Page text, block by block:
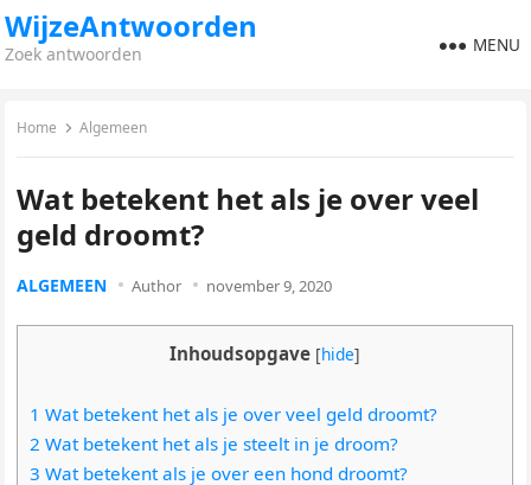
WijzeAntwoorden
Zoek antwoorden MENU
Home Algemeen
Wat betekent het als je over veel
geld droomt?
ALGEMEEN Author november 9, 2020
Inhoudsopgave [hide]
1 Wat betekent het als je over veel geld droomt?
2 Wat betekent het als je steelt in je droom?
3 Wat betekent als je over een hond droomt?